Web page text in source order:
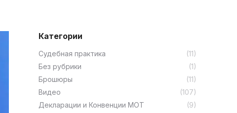
Категории
Cудебная практика
(11)
Без рубрики
(1)
Брошюры
(11)
Видео
(107)
Декларации и Конвенции МОТ
(9)